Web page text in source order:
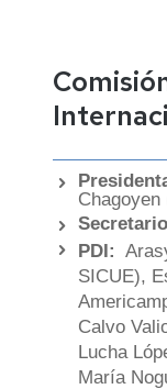
Secretario
PDI:
SICUE),
Calvo
Lucha
María